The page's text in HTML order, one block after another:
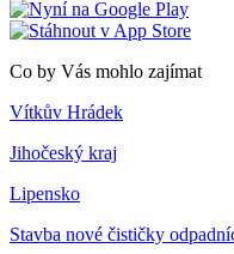
Co by Vás mohlo zajímat
Vítkův Hrádek
Jihočeský kraj
Lipensko
Stavba nové čističky